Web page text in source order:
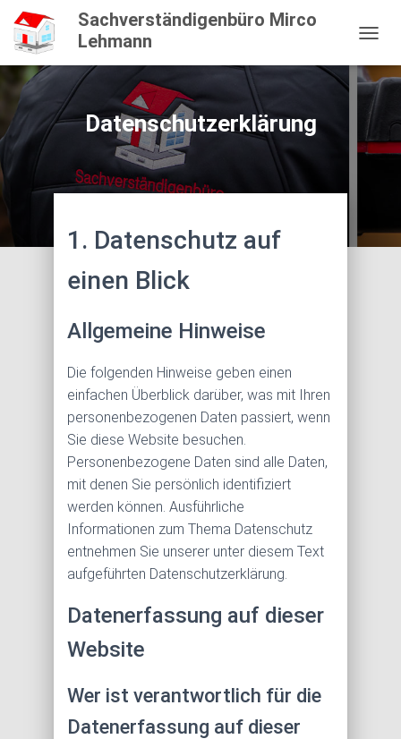
Sachverständigenbüro Mirco
Lehmann
A
V
G
A
T
M
S
Datenschutzerklärung
1. Datenschutz auf
einen Blick
Allgemeine Hinweise
Die folgenden Hinweise geben einen
einfachen Überblick darüber, was mit Ihren
personenbezogenen Daten passiert, wenn
Sie diese Website besuchen.
Personenbezogene Daten sind alle Daten,
mit denen Sie persönlich identifiziert
werden können. Ausführliche
Informationen zum Thema Datenschutz
entnehmen Sie unserer unter diesem Text
aufgeführten Datenschutzerklärung.
Datenerfassung auf dieser
Website
Wer ist verantwortlich für die
Datenerfassung auf dieser